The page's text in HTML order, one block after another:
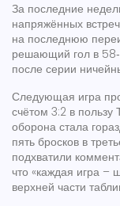
За последние
напряжённых
на последнюю
решающий гол в
после серии
Следующая игра
счётом 3:2 в пользу
оборона стала
пять бросков в
подхватили
что «каждая игра –
верхней части